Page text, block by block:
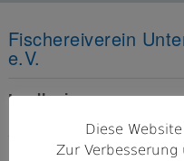
Fischereiverein
e.V.
Landkreis
Diese
Zur